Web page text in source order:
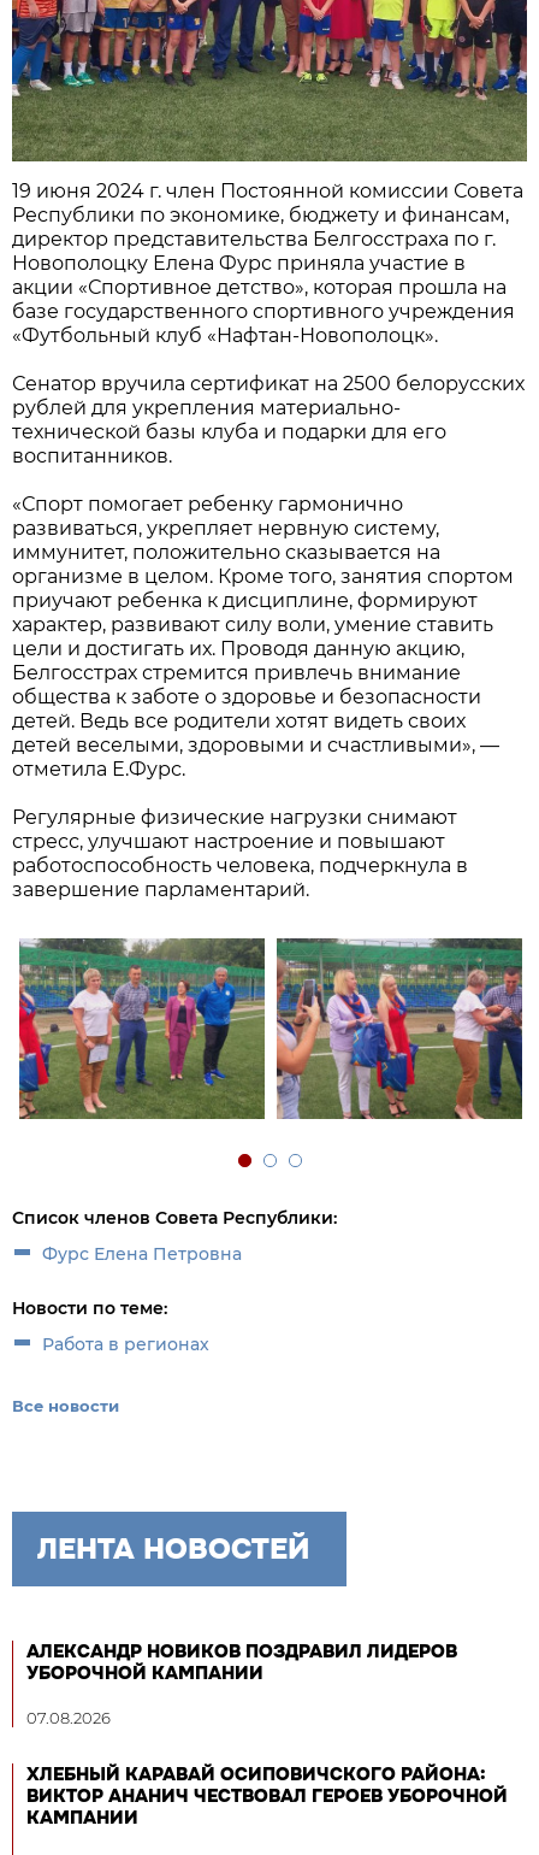
19 июня 2024 г. член Постоянной комиссии Совета
Республики по экономике, бюджету и финансам,
директор представительства Белгосстраха по г.
Новополоцку Елена Фурс приняла участие в
акции «Спортивное детство», которая прошла на
базе государственного спортивного учреждения
«Футбольный клуб «Нафтан-Новополоцк».
Сенатор вручила сертификат на 2500 белорусских
рублей для укрепления материально-
технической базы клуба и подарки для его
воспитанников.
«Спорт помогает ребенку гармонично
развиваться, укрепляет нервную систему,
иммунитет, положительно сказывается на
организме в целом. Кроме того, занятия спортом
приучают ребенка к дисциплине, формируют
характер, развивают силу воли, умение ставить
цели и достигать их. Проводя данную акцию,
Белгосстрах стремится привлечь внимание
общества к заботе о здоровье и безопасности
детей. Ведь все родители хотят видеть своих
детей веселыми, здоровыми и счастливыми», —
отметила Е.Фурс.
Регулярные физические нагрузки снимают
стресс, улучшают настроение и повышают
работоспособность человека, подчеркнула в
завершение парламентарий.
Список членов Совета Республики:
Фурс Елена Петровна
Новости по теме:
Работа в регионах
Все новости
ЛЕНТА НОВОСТЕЙ
АЛЕКСАНДР НОВИКОВ ПОЗДРАВИЛ ЛИДЕРОВ
УБОРОЧНОЙ КАМПАНИИ
07.08.2026
ХЛЕБНЫЙ КАРАВАЙ ОСИПОВИЧСКОГО РАЙОНА:
ВИКТОР АНАНИЧ ЧЕСТВОВАЛ ГЕРОЕВ УБОРОЧНОЙ
КАМПАНИИ